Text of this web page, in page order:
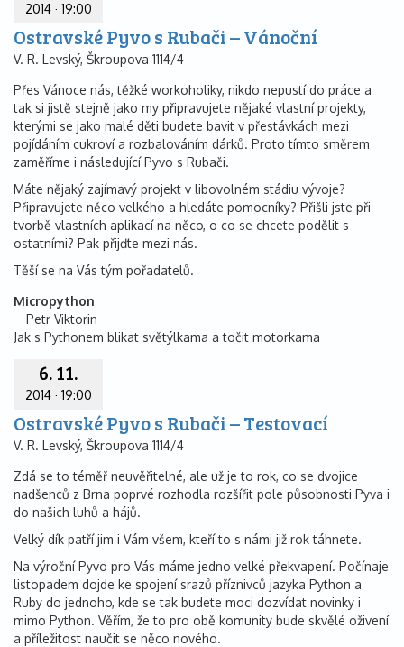
2014· 19:00
Ostravské Pyvo s Rubači – Vánoční
V. R. Levský, Škroupova 1114/4
Přes Vánoce nás, těžké workoholiky, nikdo nepustí do práce a
tak si jistě stejně jako my připravujete nějaké vlastní projekty,
kterými se jako malé děti budete bavit v přestávkách mezi
pojídáním cukroví a rozbalováním dárků. Proto tímto směrem
zaměříme i následující Pyvo s Rubači.
Máte nějaký zajímavý projekt v libovolném stádiu vývoje?
Připravujete něco velkého a hledáte pomocníky? Přišli jste při
tvorbě vlastních aplikací na něco, o co se chcete podělit s
ostatními? Pak přijďte mezi nás.
Těší se na Vás tým pořadatelů.
Micropython
Petr Viktorin
Jak s Pythonem blikat světýlkama a točit motorkama
6. 11.
2014· 19:00
Ostravské Pyvo s Rubači – Testovací
V. R. Levský, Škroupova 1114/4
Zdá se to téměř neuvěřitelné, ale už je to rok, co se dvojice
nadšenců z Brna poprvé rozhodla rozšířit pole působnosti Pyva i
do našich luhů a hájů.
Velký dík patří jim i Vám všem, kteří to s námi již rok táhnete.
Na výroční Pyvo pro Vás máme jedno velké překvapení. Počínaje
listopadem dojde ke spojení srazů příznivců jazyka Python a
Ruby do jednoho, kde se tak budete moci dozvídat novinky i
mimo Python. Věřím, že to pro obě komunity bude skvělé oživení
a příležitost naučit se něco nového.